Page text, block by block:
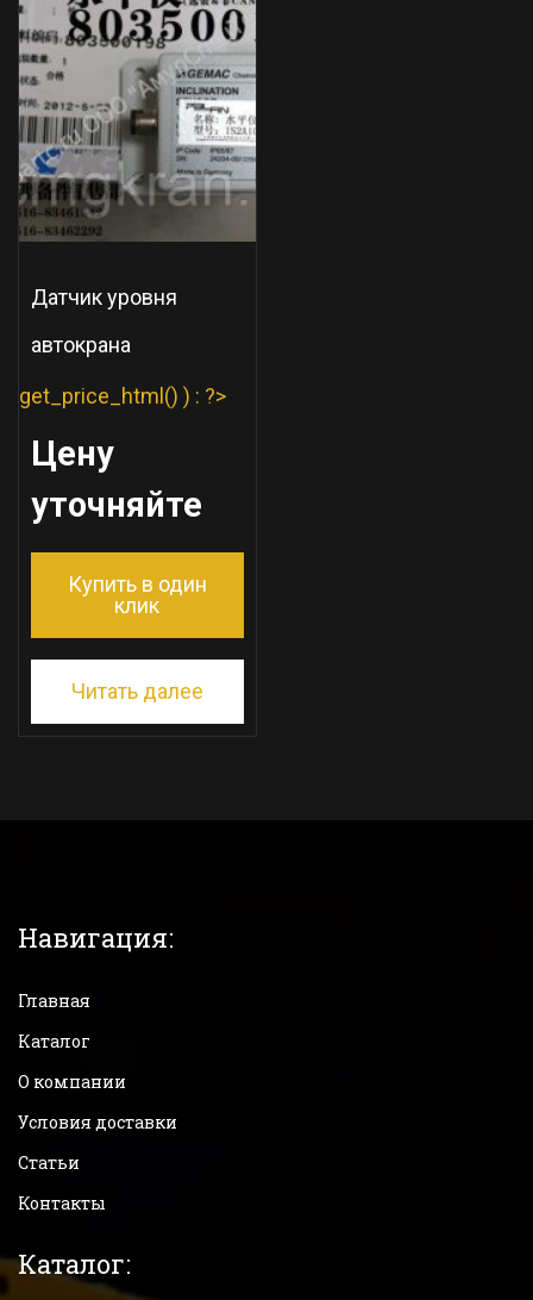
Датчик уровня
автокрана
get_price_html() ) : ?>
Цену
уточняйте
Купить в один
клик
Читать далее
Навигация:
Главная
Каталог
О компании
Условия доставки
Статьи
Контакты
Каталог: